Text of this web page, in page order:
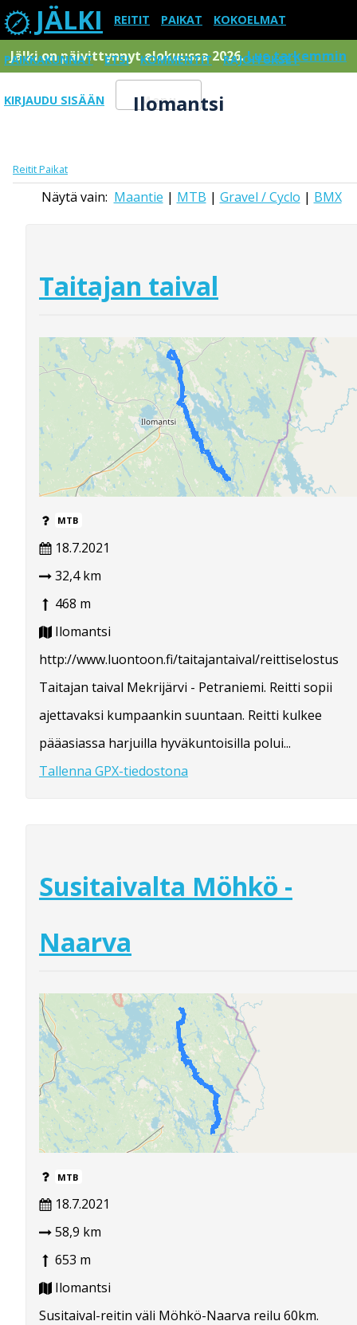
JÄLKI REITIT PAIKAT KOKOELMAT
PAIKKAKUNNAT ETSI KOMMENTIT RAJOITUKSET
KIRJAUDU SISÄÄN Menu
Jälki on päivittynnyt elokuussa 2026.Lue tarkemmin
Ilomantsi
ReititPaikat
Näytä vain: Maantie | MTB | Gravel / Cyclo | BMX
Taitajan taival
MTB
18.7.2021
32,4 km
468 m
Ilomantsi
http://www.luontoon.fi/taitajantaival/reittiselostus
Taitajan taival Mekrijärvi - Petraniemi. Reitti sopii
ajettavaksi kumpaankin suuntaan. Reitti kulkee
pääasiassa harjuilla hyväkuntoisilla polui...
Tallenna GPX-tiedostona
Susitaivalta Möhkö -
Naarva
MTB
18.7.2021
58,9 km
653 m
Ilomantsi
Susitaival-reitin väli Möhkö-Naarva reilu 60km.